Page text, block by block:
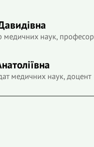
медичних наук, професор
медичних наук, доцент